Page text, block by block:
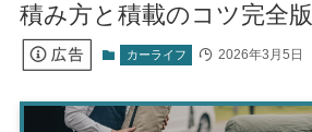
積み方と積載のコツ完全版
カーライフ 2026年3月5日